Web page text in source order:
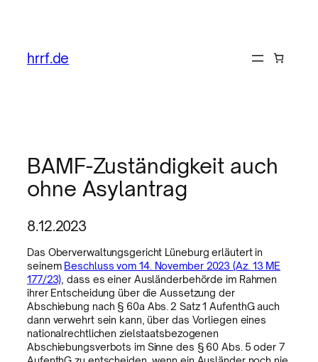
hrrf.de
BAMF-Zuständigkeit auch
ohne Asylantrag
8.12.2023
Das Oberverwaltungsgericht Lüneburg erläutert in
seinem Beschluss vom 14. November 2023 (Az. 13 ME
177/23) , dass es einer Ausländerbehörde im Rahmen
ihrer Entscheidung über die Aussetzung der
Abschiebung nach § 60a Abs. 2 Satz 1 AufenthG auch
dann verwehrt sein kann, über das Vorliegen eines
nationalrechtlichen zielstaatsbezogenen
Abschiebungsverbots im Sinne des § 60 Abs. 5 oder 7